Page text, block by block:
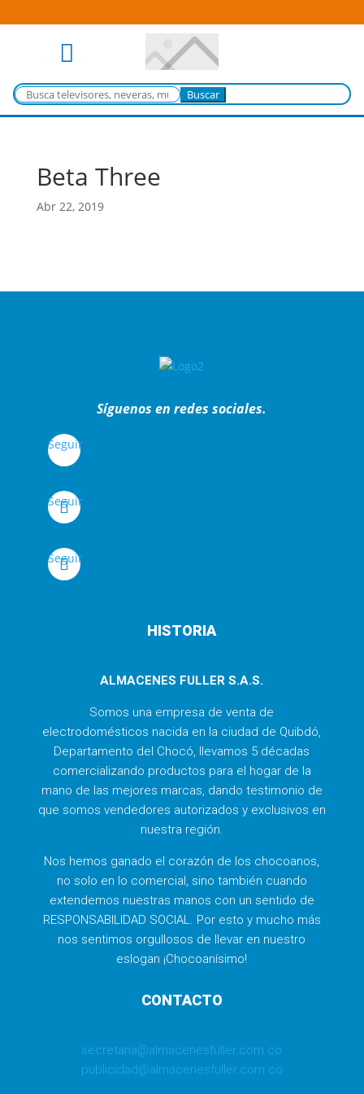

Buscar:
Beta Three
Abr 22, 2019
Síguenos en redes sociales.
Seguir
Seguir
Seguir
HISTORIA
ALMACENES FULLER S.A.S.
Somos una empresa de venta de
electrodomésticos nacida en la ciudad de Quibdó,
Departamento del Chocó, llevamos 5 décadas
comercializando productos para el hogar de la
mano de las mejores marcas, dando testimonio de
que somos vendedores autorizados y exclusivos en
nuestra región.
Nos hemos ganado el corazón de los chocoanos,
no solo en lo comercial, sino también cuando
extendemos nuestras manos con un sentido de
RESPONSABILIDAD SOCIAL. Por esto y mucho más
nos sentimos orgullosos de llevar en nuestro
eslogan ¡Chocoanísimo!
CONTACTO
secretaria@almacenesfuller.com.co
publicidad@almacenesfuller.com.co